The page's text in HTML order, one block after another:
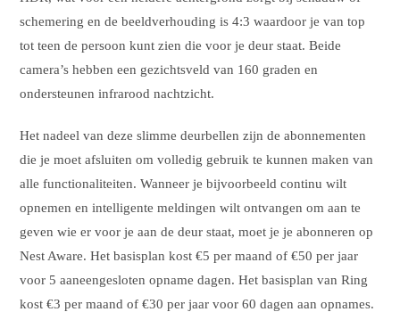
schemering en de beeldverhouding is 4:3 waardoor je van top
tot teen de persoon kunt zien die voor je deur staat. Beide
camera’s hebben een gezichtsveld van 160 graden en
ondersteunen infrarood nachtzicht.
Het nadeel van deze slimme deurbellen zijn de abonnementen
die je moet afsluiten om volledig gebruik te kunnen maken van
alle functionaliteiten. Wanneer je bijvoorbeeld continu wilt
opnemen en intelligente meldingen wilt ontvangen om aan te
geven wie er voor je aan de deur staat, moet je je abonneren op
Nest Aware. Het basisplan kost €5 per maand of €50 per jaar
voor 5 aaneengesloten opname dagen. Het basisplan van Ring
kost €3 per maand of €30 per jaar voor 60 dagen aan opnames.